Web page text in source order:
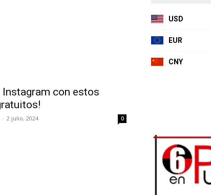
Instagram con estos
- 2 julio, 2024 0
USD
EUR
CNY